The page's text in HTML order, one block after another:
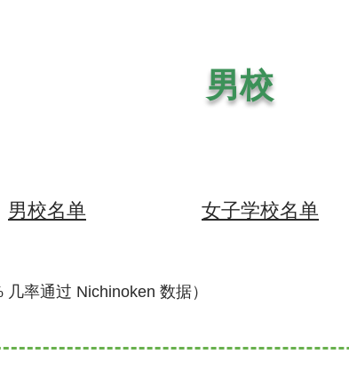
男校
男校名单 女子学校名单
几率通过 Nichinoken 数据）